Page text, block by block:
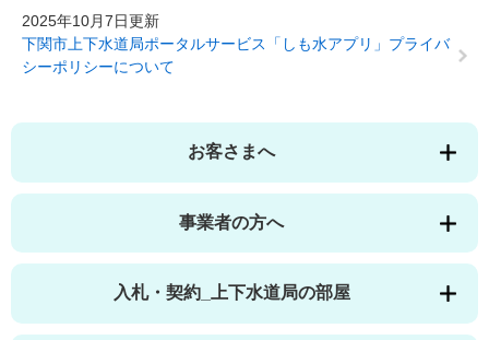
2025年10月7日更新
下関市上下水道局ポータルサービス「しも水アプリ」プライバ
シーポリシーについて
お客さまへ
事業者の方へ
入札・契約_上下水道局の部屋